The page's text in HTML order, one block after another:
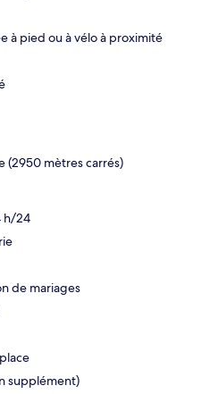
à pied ou à vélo à proximité
(2950 mètres carrés)
h/24
de mariages
supplément)